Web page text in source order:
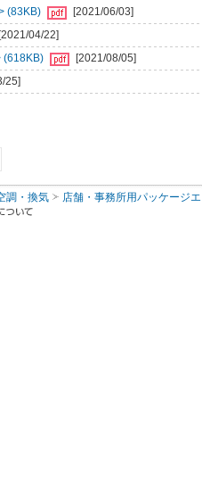
(83KB)
[2021/06/03]
[2021/04/22]
(618KB)
[2021/08/05]
25]
調・換気 店舗・事務所用パッケージ